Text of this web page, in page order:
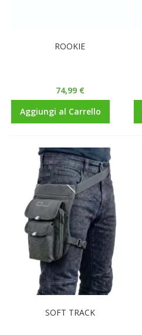
ROOKIE
74,99 €
Aggiungi al Carrello
SOFT TRACK